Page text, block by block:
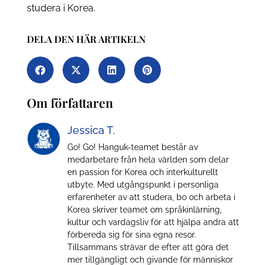
studera i Korea.
DELA DEN HÄR ARTIKELN
Om författaren
Jessica T.
Go! Go! Hanguk-teamet består av
medarbetare från hela världen som delar
en passion för Korea och interkulturellt
utbyte. Med utgångspunkt i personliga
erfarenheter av att studera, bo och arbeta i
Korea skriver teamet om språkinlärning,
kultur och vardagsliv för att hjälpa andra att
förbereda sig för sina egna resor.
Tillsammans strävar de efter att göra det
mer tillgängligt och givande för människor